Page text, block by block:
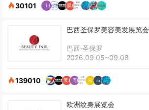
30101
巴西圣保罗美容美发展览会
巴西·圣保罗
2026.09.05~09.08
139010
欧洲纹身展览会